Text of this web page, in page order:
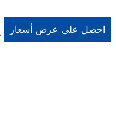
احصل على عرض أسعار